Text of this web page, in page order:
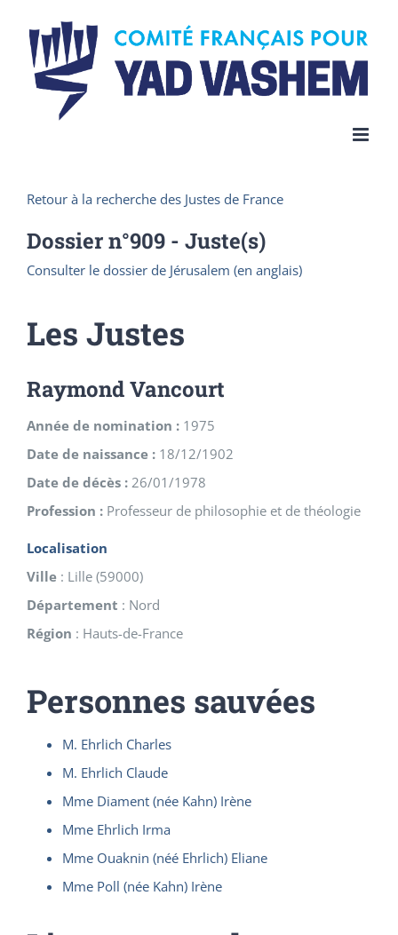
content
Retour à la recherche des Justes de France
Dossier n°909 - Juste(s)
Consulter le dossier de Jérusalem (en anglais)
Les Justes
Raymond Vancourt
Année de nomination : 1975
Date de naissance : 18/12/1902
Date de décès : 26/01/1978
Profession : Professeur de philosophie et de théologie
Localisation
Ville : Lille (59000)
Département : Nord
Région : Hauts-de-France
Personnes sauvées
M. Ehrlich Charles
M. Ehrlich Claude
Mme Diament (née Kahn) Irène
Mme Ehrlich Irma
Mme Ouaknin (néé Ehrlich) Eliane
Mme Poll (née Kahn) Irène